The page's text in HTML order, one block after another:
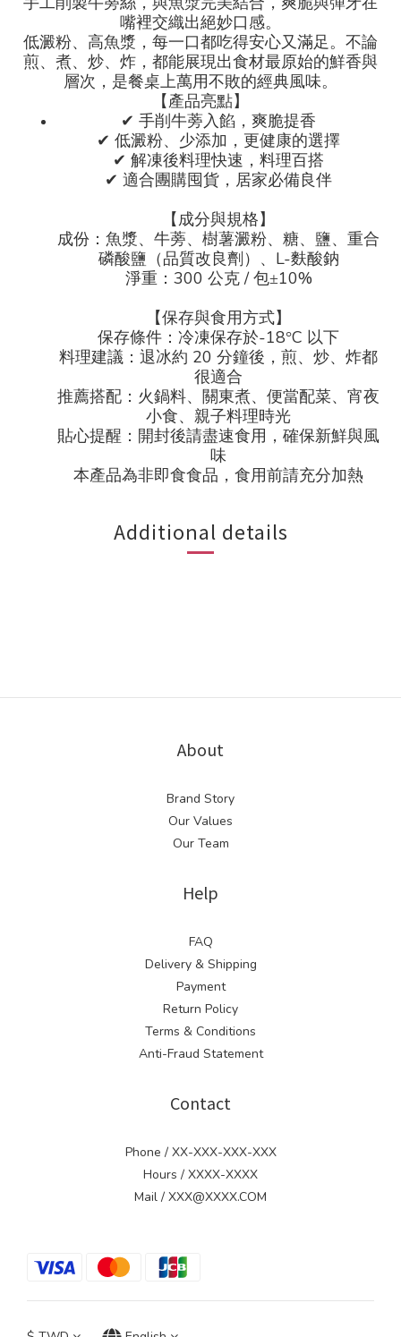
嘴裡交織出絕妙口感。
低澱粉、高魚漿，每一口都吃得安心又滿足。不論
煎、煮、炒、炸，都能展現出食材最原始的鮮香與
層次，是餐桌上萬用不敗的經典風味。
【產品亮點】
✔ 手削牛蒡入餡，爽脆提香
✔ 低澱粉、少添加，更健康的選擇
✔ 解凍後料理快速，料理百搭
✔ 適合團購囤貨，居家必備良伴
【成分與規格】
成份：魚漿、牛蒡、樹薯澱粉、糖、鹽、重合
磷酸鹽（品質改良劑）、 L-麩酸鈉
淨重： 300 公克/ 包±10%
【保存與食用方式】
保存條件：冷凍保存於-18°C 以下
料理建議：退冰約 20 分鐘後，煎、炒、炸都
很適合
推薦搭配：火鍋料、關東煮、便當配菜、宵夜
小食、親子料理時光
貼心提醒：開封後請盡速食用，確保新鮮與風
味
本產品為非即食食品，食用前請充分加熱
Additional details
About
Brand Story
Our Values
Our Team
Help
FAQ
Delivery & Shipping
Payment
Return Policy
Terms & Conditions
Anti-Fraud Statement
Contact
Phone / XX-XXX-XXX-XXX
Hours / XXXX-XXXX
Mail / XXX@XXXX.COM